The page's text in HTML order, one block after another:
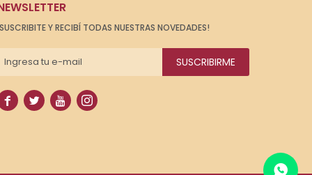
Y RECIBÍ TODAS NUESTRAS NOVEDADES!
SUSCRIBIRME
   